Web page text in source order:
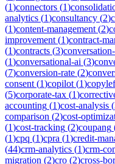
(1)connectors (1)
analytics (1)consultancy (2)
(1)content-management (2)
improvement (1)contract-
(1)contracts (3)
(1)conversational-ai (3)
(7)conversion-rate (2)
consent (1)copilot (1)
(5)corporate-tax (1)
accounting (1)cost-analysis (
comparison (2)cost-
(1)cost-tracking (2)coupang
(1)cpq (1)cpra (1)credit-
(44)crm-analytics (1)crm-
migration (2)cro (2)cross-